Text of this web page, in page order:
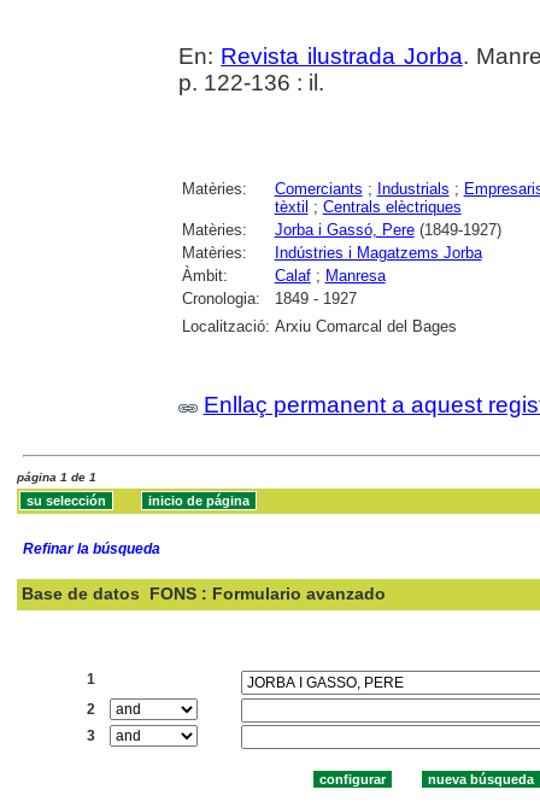
En: Revista ilustrada Jorba.
p. 122-136 : il.
Matèries: Comerciants ; Industrials ;
tèxtil ; Centrals elèctriques
Matèries:
Jorba i Gassó, Pere(1849-1927)
Matèries:
Indústries i Magatzems Jorba
Àmbit:
Calaf; Manresa
Cronologia:
1849 - 1927
Localització: Arxiu Comarcal del Bages
Enllaç permanent a aquest
página 1 de 1
Refinar la búsqueda
Base de datos FONS : Formulario avanzado
1
2
3